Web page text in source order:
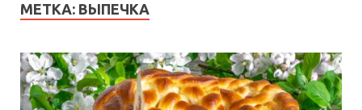
МЕТКА: ВЫПЕЧКА